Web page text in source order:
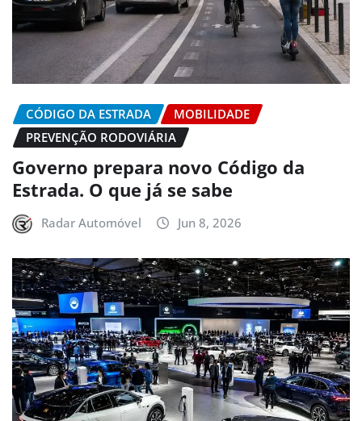
CÓDIGO DA ESTRADA
MOBILIDADE
PREVENÇÃO RODOVIÁRIA
Governo prepara novo Código da
Estrada. O que já se sabe
Radar Automóvel Jun 8, 2026